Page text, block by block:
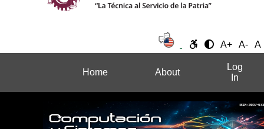
A+ A- A
Home About
Log
In